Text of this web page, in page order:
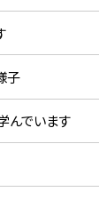
子
でいます